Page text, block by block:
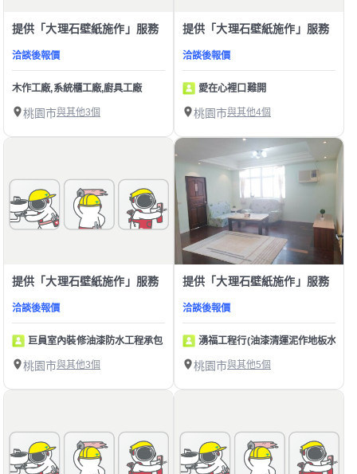
提供「大理石壁紙施作」服務
洽談後報價
木作工廠,系統櫃工廠,廚具工廠
桃園市與其他3個
提供「大理石壁紙施作」服務
洽談後報價
愛在心裡口難開
桃園市與其他4個
提供「大理石壁紙施作」服務
洽談後報價
巨員室內裝修油漆防水工程承包
桃園市與其他3個
提供「大理石壁紙施作」服務
洽談後報價
湧福工程行(油漆清運泥作地板水電
桃園市與其他5個